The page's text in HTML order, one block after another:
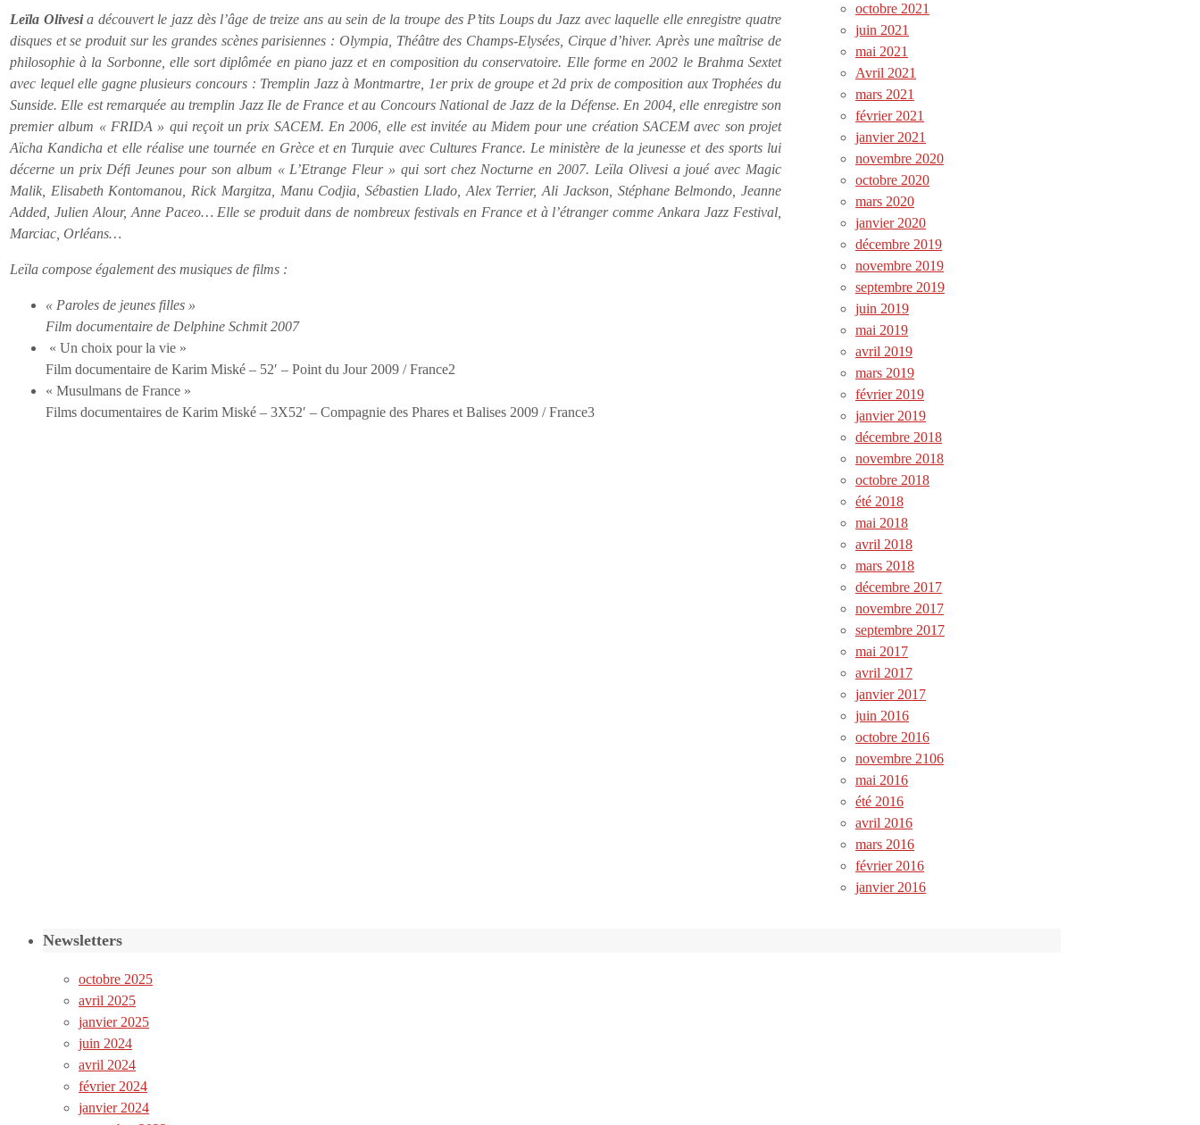
Leïla Olivesia découvert le jazz dès l’âge de treize ans au sein de la troupe des P’tits Loups du Jazz avec laquelle elle enregistre quatre
disques et se produit sur les grandes scènes parisiennes : Olympia, Théâtre des Champs-Elysées, Cirque d’hiver. Après une maîtrise de
philosophie à la Sorbonne, elle sort diplômée en piano jazz et en composition du conservatoire. Elle forme en 2002 le Brahma Sextet
avec lequel elle gagne plusieurs concours : Tremplin Jazz à Montmartre, 1er prix de groupe et 2d prix de composition aux Trophées du
Sunside. Elle est remarquée au tremplin Jazz Ile de France et au Concours National de Jazz de la Défense. En 2004, elle enregistre son
premier album « FRIDA » qui reçoit un prix SACEM. En 2006, elle est invitée au Midem pour une création SACEM avec son projet
Aïcha Kandicha et elle réalise une tournée en Grèce et en Turquie avec Cultures France. Le ministère de la jeunesse et des sports lui
décerne un prix Défi Jeunes pour son album « L’Etrange Fleur » qui sort chez Nocturne en 2007. Leïla Olivesi a joué avec Magic
Malik, Elisabeth Kontomanou, Rick Margitza, Manu Codjia, Sébastien Llado, Alex Terrier, Ali Jackson, Stéphane Belmondo, Jeanne
Added, Julien Alour, Anne Paceo… Elle se produit dans de nombreux festivals en France et à l’étranger comme Ankara Jazz Festival,
Marciac, Orléans…
Leïla compose également des musiques de films :
« Paroles de jeunes filles »
Film documentaire de Delphine Schmit 2007
« Un choix pour la vie »
Film documentaire de Karim Miské – 52′ – Point du Jour 2009 / France2
« Musulmans de France »
Films documentaires de Karim Miské – 3X52′ – Compagnie des Phares et Balises 2009 / France3
octobre 2021
juin 2021
mai 2021
Avril 2021
mars 2021
février 2021
janvier 2021
novembre 2020
octobre 2020
mars 2020
janvier 2020
décembre 2019
novembre 2019
septembre 2019
juin 2019
mai 2019
avril 2019
mars 2019
février 2019
janvier 2019
décembre 2018
novembre 2018
octobre 2018
été 2018
mai 2018
avril 2018
mars 2018
décembre 2017
novembre 2017
septembre 2017
mai 2017
avril 2017
janvier 2017
juin 2016
octobre 2016
novembre 2106
mai 2016
été 2016
avril 2016
mars 2016
février 2016
janvier 2016
Newsletters
octobre 2025
avril 2025
janvier 2025
juin 2024
avril 2024
février 2024
janvier 2024